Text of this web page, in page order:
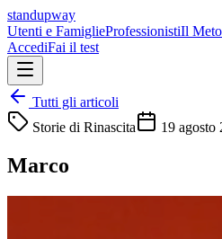
standupway
Utenti e FamiglieProfessionistiIl
AccediFai il test
Tutti gli articoli
Storie di Rinascita
19 agosto
Marco